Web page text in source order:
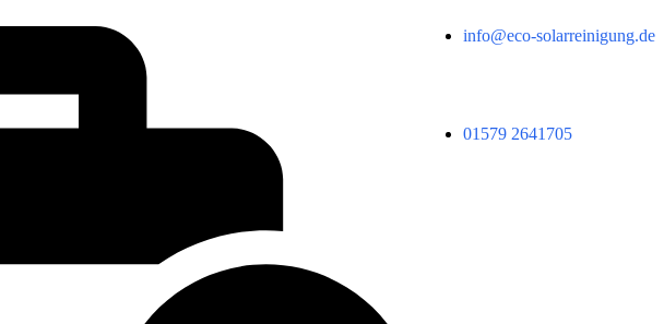
info@eco-solarreinigung.de
01579 2641705